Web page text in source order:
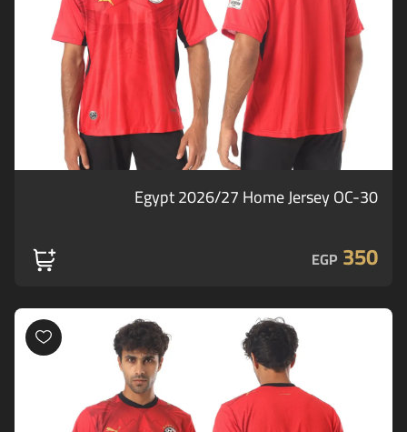
Egypt 2026/27 Home Jersey OC-30
350
EGP